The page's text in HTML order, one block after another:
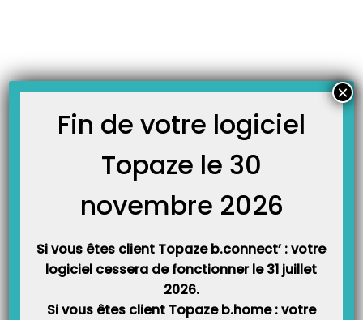
Principe : Le contrôle des comptes utilisateurs ( UAC) est une fonction de
validation de l’utilisateur; ce qui se traduit par un nombre important de
messages d’alertes,…
Fin de votre logiciel
Topaze le 30
novembre 2026
Si vous êtes client Topaze b.connect’ : votre
logiciel cessera de fonctionner le 31 juillet
2026.
Si vous êtes client Topaze b.home : votre
×